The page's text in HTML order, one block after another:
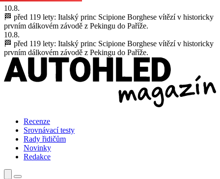
10.8.
🏁 před 119 lety: Italský princ Scipione Borghese vítězí v historicky
prvním dálkovém závodě z Pekingu do Paříže.
10.8.
🏁 před 119 lety: Italský princ Scipione Borghese vítězí v historicky
prvním dálkovém závodě z Pekingu do Paříže.
Recenze
Srovnávací testy
Rady řidičům
Novinky
Redakce